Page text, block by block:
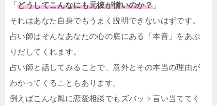
「どうしてこんなにも元彼が憎いのか？ 」
それはあなた自身でもうまく説明できないはずです。
占い師はそんなあなたの心の底にある「本音」をあぶ
りだしてくれます。
占い師と話してみることで、意外とその本当の理由が
わかってくることもあります。
例えばこんな風に恋愛相談でもズバット言い当ててく